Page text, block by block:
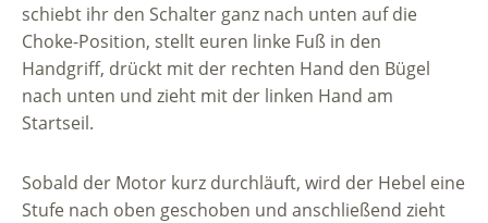
schiebt ihr den Schalter ganz nach unten auf die
Choke-Position, stellt euren linke Fuß in den
Handgriff, drückt mit der rechten Hand den Bügel
nach unten und zieht mit der linken Hand am
Startseil.
Sobald der Motor kurz durchläuft, wird der Hebel eine
Stufe nach oben geschoben und anschließend zieht